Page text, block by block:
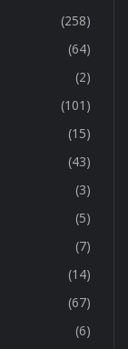
(258)
(64)
(2)
(101)
(15)
(43)
(3)
(5)
(7)
(14)
(67)
(6)